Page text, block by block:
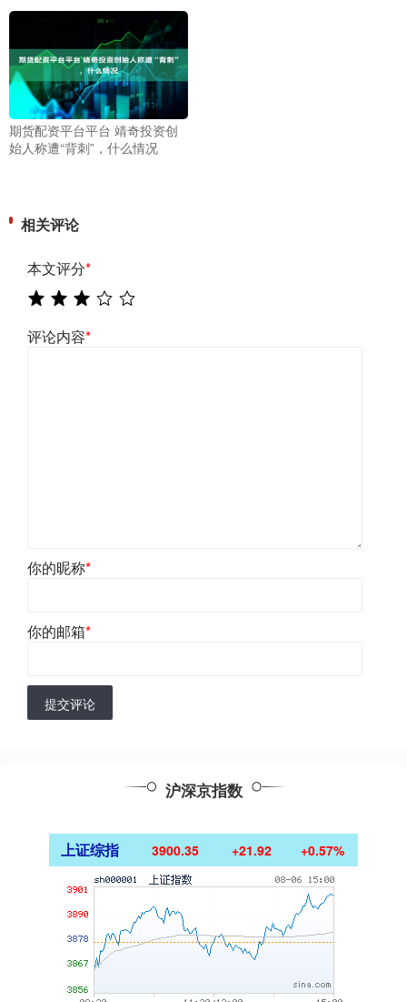
期货配资平台平台 靖奇投资创
始人称遭“背刺”，什么情况
相关评论
本文评分*
评论内容*
你的昵称*
你的邮箱*
提交评论
沪深京指数
上证综指 3900.35 +21.92 +0.57%